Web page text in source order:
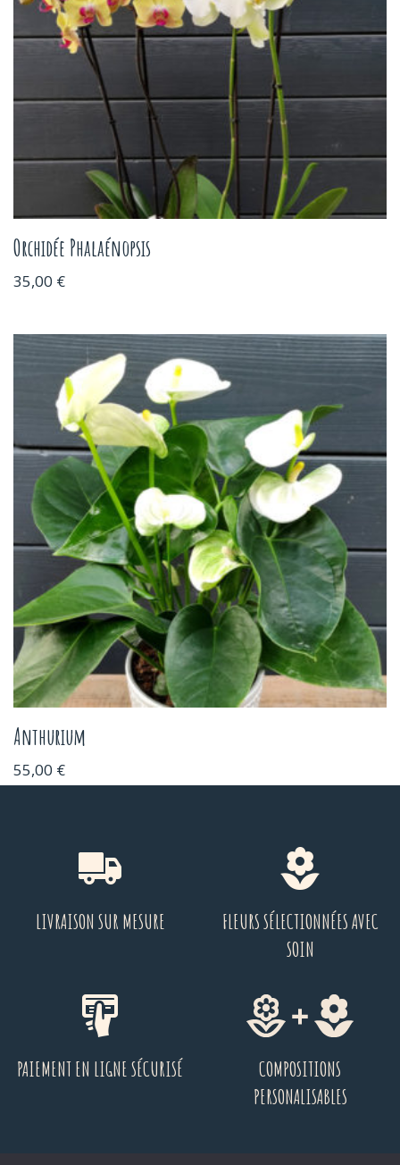
Orchidée Phalaénopsis
35,00 €
Anthurium
55,00 €
LIVRAISON SUR MESURE
FLEURS SÉLECTIONNÉES AVEC
SOIN
PAIEMENT EN LIGNE SÉCURISÉ
COMPOSITIONS
PERSONALISABLES